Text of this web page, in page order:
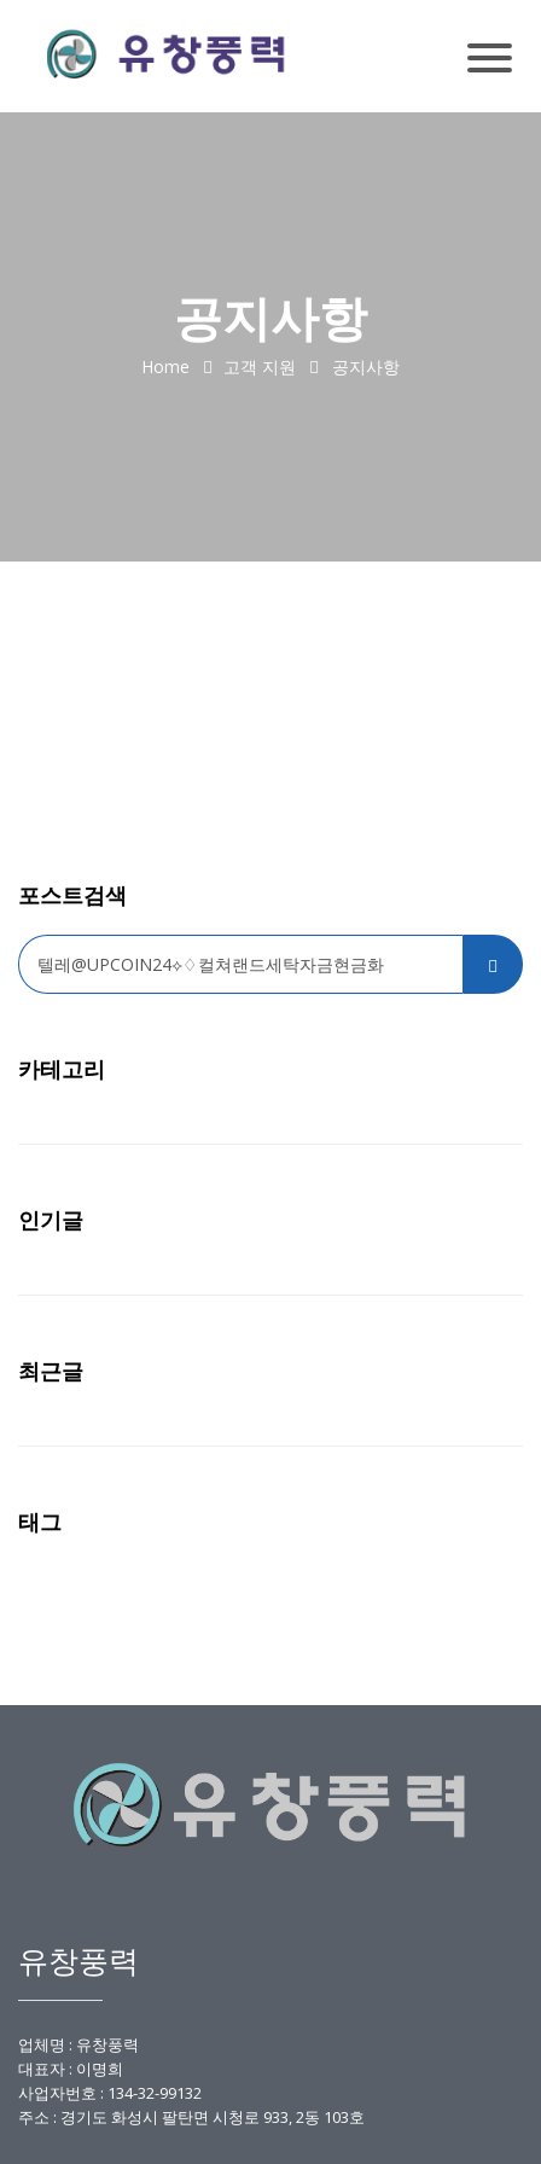
공지사항
Home 고객 지원 공지사항
포스트검색
카테고리
인기글
최근글
태그
유창풍력
업체명 : 유창풍력
대표자 : 이명희
사업자번호 : 134-32-99132
주소 : 경기도 화성시 팔탄면 시청로 933, 2동 103호